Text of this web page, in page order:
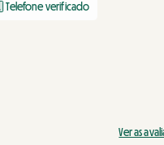
Telefone verificado
Ver as